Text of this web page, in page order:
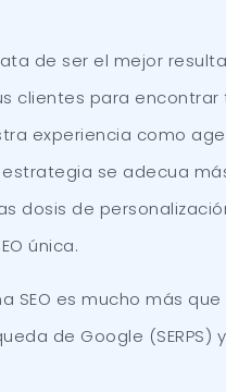
de ser el mejor
clientes para encontrar
experiencia como
se adecua
dosis de
única.
SEO es mucho más que
de Google (SERPS) y